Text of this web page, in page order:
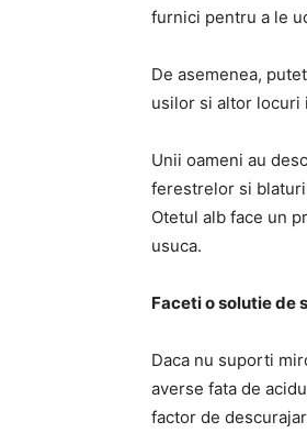
furnici pentru a le
De asemenea,
usilor si altor locuri
Unii oameni au
ferestrelor si
Otetul alb face un
usuca.
Faceti o solutie de
Daca nu suporti
averse fata de
factor de